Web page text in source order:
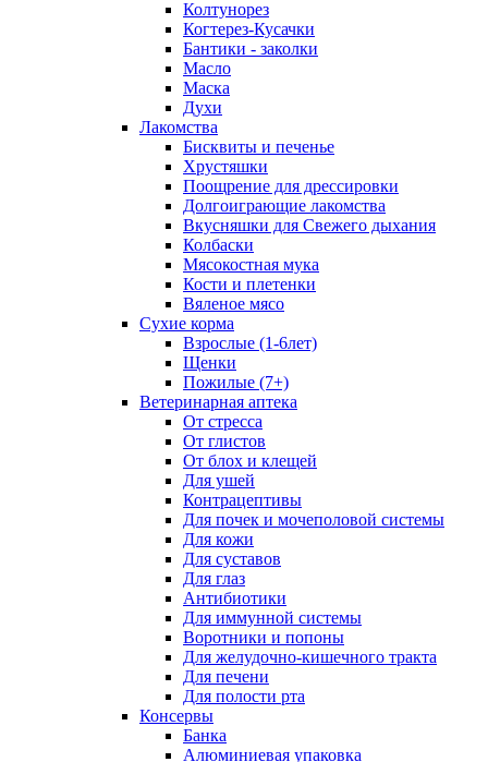
Колтунорез
Когтерез-Кусачки
Бантики - заколки
Масло
Маска
Духи
Лакомства
Бисквиты и печенье
Хрустяшки
Поощрение для дрессировки
Долгоиграющие лакомства
Вкусняшки для Свежего дыхания
Колбаски
Мясокостная мука
Кости и плетенки
Вяленое мясо
Сухие корма
Взрослые (1-6лет)
Щенки
Пожилые (7+)
Ветеринарная аптека
От стресса
От глистов
От блох и клещей
Для ушей
Контрацептивы
Для почек и мочеполовой системы
Для кожи
Для суставов
Для глаз
Антибиотики
Для иммунной системы
Воротники и попоны
Для желудочно-кишечного тракта
Для печени
Для полости рта
Консервы
Банка
Алюминиевая упаковка